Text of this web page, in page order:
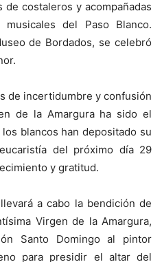
costaleros y acompañadas
del Paso Blanco.
de Bordados, se celebró
de incertidumbre y confusión
de la Amargura ha sido el
blancos han depositado su
del próximo día 29
y gratitud.
a cabo la bendición de
Virgen de la Amargura,
Santo Domingo al pintor
para presidir el altar del